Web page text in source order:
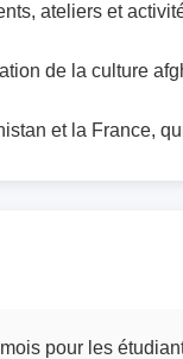
ateliers et
de la culture
et la France,
pour les